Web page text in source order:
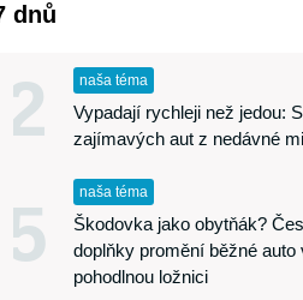
dnů
2 naša téma
Vypadají rychleji než jedou:
zajímavých aut z nedávné
5 naša téma
Škodovka jako obytňák?
doplňky promění běžné auto
pohodlnou ložnici